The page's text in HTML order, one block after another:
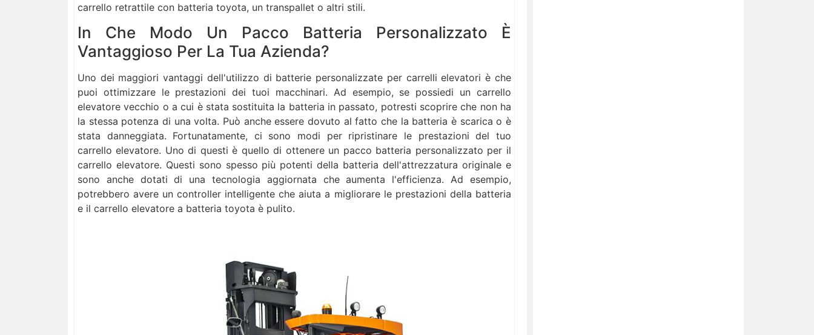
carrello retrattile con batteria toyota, un transpallet o altri stili.
In Che Modo Un Pacco Batteria Personalizzato È
Vantaggioso Per La Tua Azienda?
Uno dei maggiori vantaggi dell'utilizzo di batterie personalizzate per carrelli elevatori è che
puoi ottimizzare le prestazioni dei tuoi macchinari. Ad esempio, se possiedi un carrello
elevatore vecchio o a cui è stata sostituita la batteria in passato, potresti scoprire che non ha
la stessa potenza di una volta. Può anche essere dovuto al fatto che la batteria è scarica o è
stata danneggiata. Fortunatamente, ci sono modi per ripristinare le prestazioni del tuo
carrello elevatore. Uno di questi è quello di ottenere un pacco batteria personalizzato per il
carrello elevatore. Questi sono spesso più potenti della batteria dell'attrezzatura originale e
sono anche dotati di una tecnologia aggiornata che aumenta l'efficienza. Ad esempio,
potrebbero avere un controller intelligente che aiuta a migliorare le prestazioni della batteria
e il carrello elevatore a batteria toyota è pulito.